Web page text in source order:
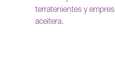
terratenientes y
aceitera.